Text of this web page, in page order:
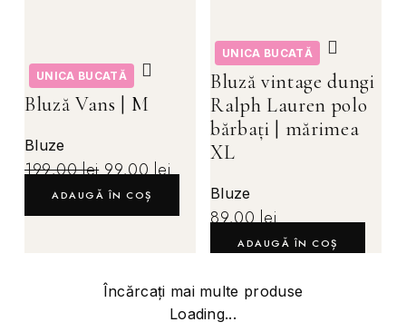
UNICA BUCATĂ
Bluză Vans | M
Bluze
199,00lei 99,00lei
ADAUGĂ ÎN COȘ
UNICA BUCATĂ
Bluză vintage dungi
Ralph Lauren polo
bărbați | mărimea
XL
Bluze
89,00lei
ADAUGĂ ÎN COȘ
Încărcați mai multe produse
Loading...